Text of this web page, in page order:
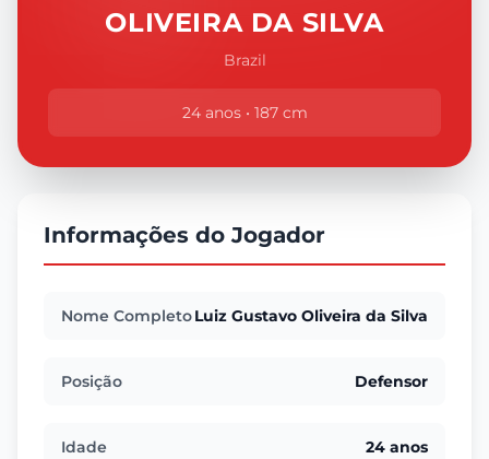
OLIVEIRA DA SILVA
Brazil
24 anos • 187 cm
Informações do Jogador
Nome CompletoLuiz Gustavo Oliveira da Silva
Posição Defensor
Idade 24 anos